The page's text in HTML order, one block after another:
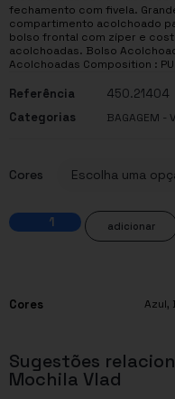
fechamento com fivela.
compartimento acolchoado
bolso frontal com zíper e
acolchoadas. Bolso
Acolchoadas Composition :
Referência
450.21404
Categorias
BAGAGEM -
Cores
adicionar
Cores Azul,
Sugestões
Mochila Vlad